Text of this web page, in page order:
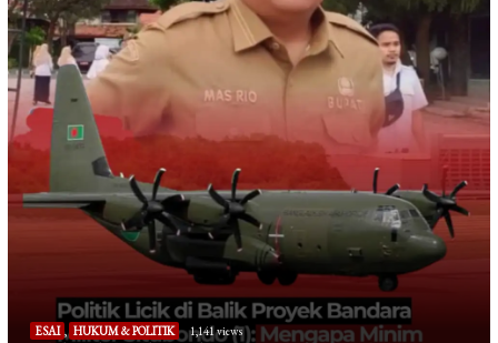
ESAI , HUKUM & POLITIK 1,141 views